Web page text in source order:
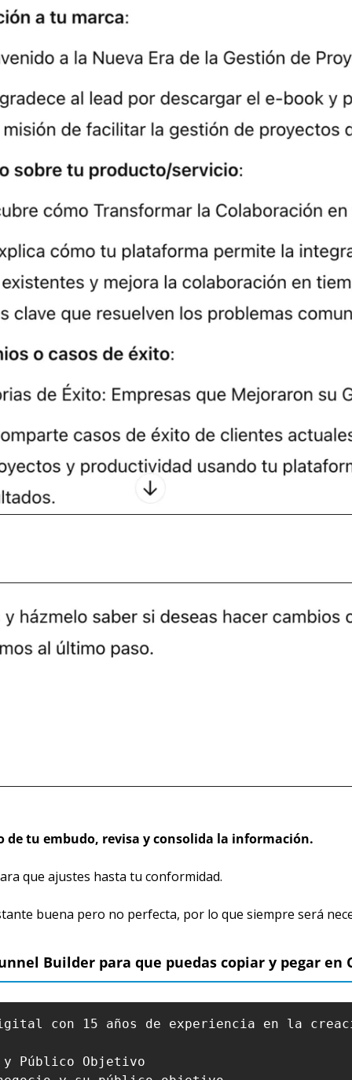
de tu embudo, revisa y consolida la información.
que ajustes hasta tu conformidad.
buena pero no perfecta, por lo que siempre será
Builder para que puedas copiar y pegar en
con 15 años de experiencia en la
Público Objetivo